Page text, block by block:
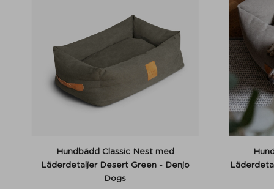
Hundbädd Classic Nest med
Läderdetaljer Desert Green - Denjo
Dogs